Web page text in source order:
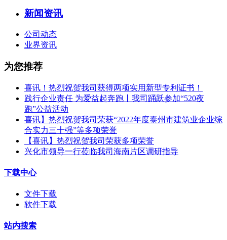
新闻资讯
公司动态
业界资讯
为您推荐
喜讯！热烈祝贺我司获得两项实用新型专利证书！
践行企业责任 为爱益起奔跑丨我司踊跃参加“520夜
跑”公益活动
喜讯】热烈祝贺我司荣获“2022年度泰州市建筑业企业综
合实力三十强”等多项荣誉
【喜讯】热烈祝贺我司荣获多项荣誉​
兴化市领导一行莅临我司海南片区调研指导
下载中心
文件下载
软件下载
站内搜索